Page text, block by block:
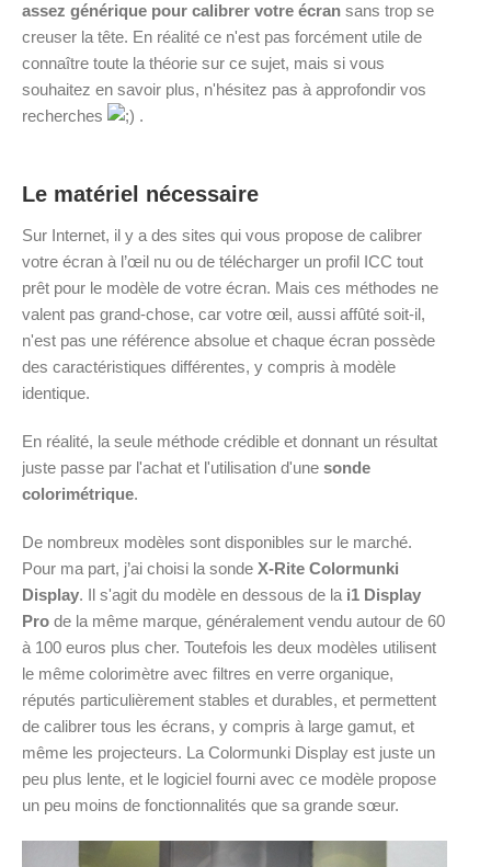
assez générique pour calibrer votre écran sans trop se
creuser la tête. En réalité ce n'est pas forcément utile de
connaître toute la théorie sur ce sujet, mais si vous
souhaitez en savoir plus, n'hésitez pas à approfondir vos
recherches
.
Le matériel nécessaire
Sur Internet, il y a des sites qui vous propose de calibrer
votre écran à l’œil nu ou de télécharger un profil ICC tout
prêt pour le modèle de votre écran. Mais ces méthodes ne
valent pas grand-chose, car votre œil, aussi affûté soit-il,
n'est pas une référence absolue et chaque écran possède
des caractéristiques différentes, y compris à modèle
identique.
En réalité, la seule méthode crédible et donnant un résultat
juste passe par l'achat et l'utilisation d'une sonde
colorimétrique.
De nombreux modèles sont disponibles sur le marché.
Pour ma part, j’ai choisi la sonde X-Rite Colormunki
Display. Il s'agit du modèle en dessous de la i1 Display
Pro de la même marque, généralement vendu autour de 60
à 100 euros plus cher. Toutefois les deux modèles utilisent
le même colorimètre avec filtres en verre organique,
réputés particulièrement stables et durables, et permettent
de calibrer tous les écrans, y compris à large gamut, et
même les projecteurs. La Colormunki Display est juste un
peu plus lente, et le logiciel fourni avec ce modèle propose
un peu moins de fonctionnalités que sa grande sœur.